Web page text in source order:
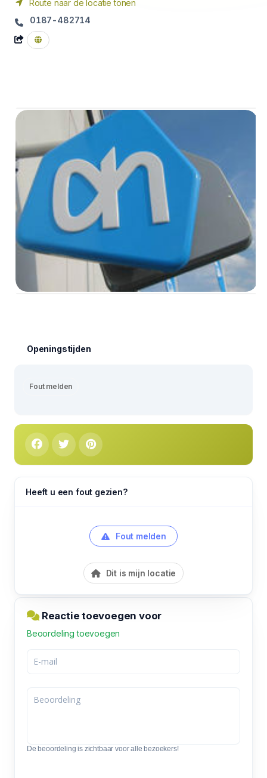
Route naar de locatie tonen
0187-482714
Openingstijden
Fout melden
Heeft u een fout gezien?
Fout melden
Dit is mijn locatie
Reactie toevoegen voor
Beoordeling toevoegen
De beoordeling is zichtbaar voor alle bezoekers!